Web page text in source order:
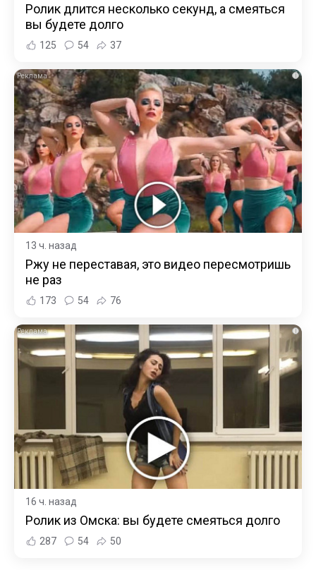
Ролик длится несколько секунд, а смеяться
вы будете долго
125 54 37
i
13 ч. назад
Ржу не переставая, это видео пересмотришь
не раз
173 54 76
i
16 ч. назад
Ролик из Омска: вы будете смеяться долго
287 54 50